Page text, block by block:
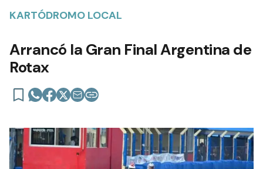
KARTÓDROMO LOCAL
Arrancó la Gran Final Argentina de
Rotax